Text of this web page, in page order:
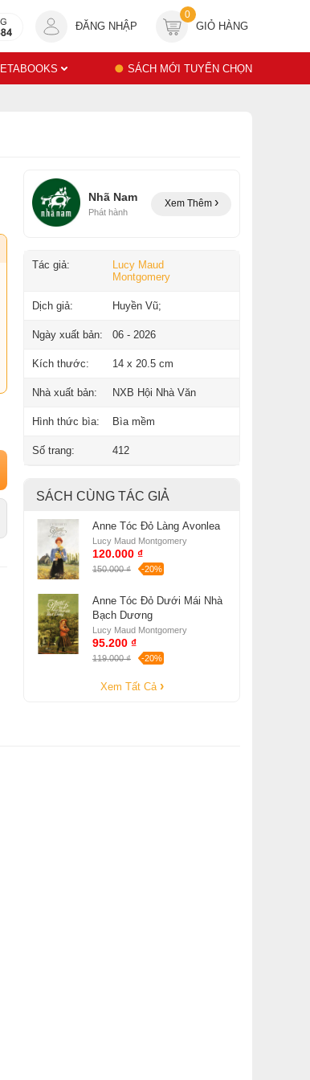
ĐĂNG NHẬP
0
GIỎ HÀNG
SÁCH MỚI TUYỂN CHỌN
Nhã Nam
Phát hành
Xem Thêm
Tác giả:
Lucy Maud
Montgomery
Dịch giả: Huyền Vũ;
Ngày xuất bản: 06 - 2026
Kích thước: 14 x 20.5 cm
Nhà xuất bản: NXB Hội Nhà Văn
Hình thức bìa: Bìa mềm
Số trang: 412
SÁCH CÙNG TÁC GIẢ
Anne Tóc Đỏ Làng Avonlea
Lucy Maud Montgomery
120.000 ₫
150.000 ₫ -20%
Anne Tóc Đỏ Dưới Mái Nhà
Bạch Dương
Lucy Maud Montgomery
95.200 ₫
119.000 ₫ -20%
Xem Tất Cả